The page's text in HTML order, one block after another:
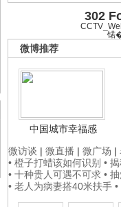
302
锘
微博推荐
中国城市幸福感
微访谈 | 微直播 | 微广场 |
• 橙子打蜡该如何识别 •
• 十种贵人可遇不可求 •
• 老人为病妻搭40米扶手